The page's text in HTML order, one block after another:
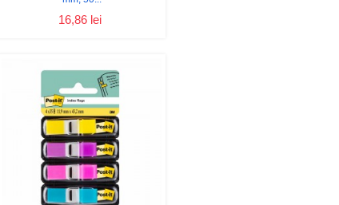
16,86 lei